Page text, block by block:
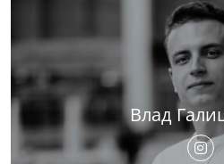
Влад